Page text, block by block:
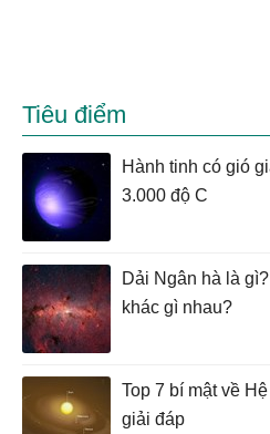
Tiêu điểm
Hành tinh có gió
3.000 độ C
Dải Ngân hà là
khác gì nhau?
Top 7 bí mật về
giải đáp